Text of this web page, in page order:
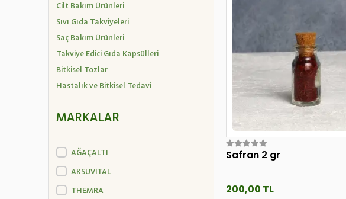
Cilt Bakım Ürünleri
Sıvı Gıda Takviyeleri
Saç Bakım Ürünleri
Takviye Edici Gıda Kapsülleri
Bitkisel Tozlar
Hastalık ve Bitkisel Tedavi
MARKALAR
AĞAÇALTI
AKSUVİTAL
THEMRA
Safran 2 gr
200,00 TL